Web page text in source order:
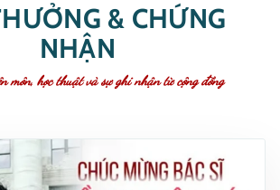
& CHỨNG
NHẬN
môn, học thuật và sự ghi nhận từ cộng đồng